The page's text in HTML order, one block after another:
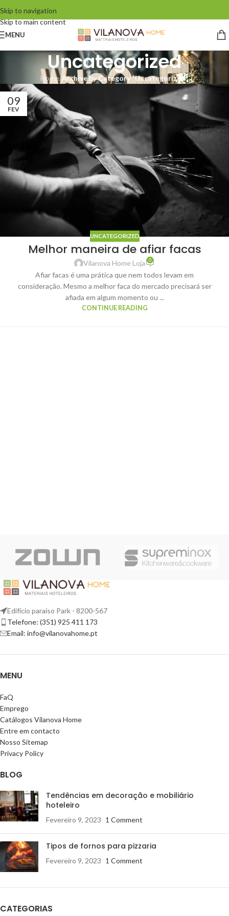
Skip to navigation
Skip to main content
MENU
Uncategorized
Home/Archive by Category "Uncategorized"
09
FEV
UNCATEGORIZED
Melhor maneira de afiar facas
Vilanova Home Loja 0
Afiar facas é uma prática que nem todos levam em
consideração. Mesmo a melhor faca do mercado precisará ser
afiada em algum momento ou ...
CONTINUE READING
Edifício paraíso Park - 8200-567
Telefone: (351) 925 411 173
Email: info@vilanovahome.pt
MENU
FaQ
Emprego
Catálogos Vilanova Home
Entre em contacto
Nosso Sitemap
Privacy Policy
BLOG
Tendências em decoração e mobiliário
hoteleiro
Fevereiro 9, 2023 1 Comment
Tipos de fornos para pizzaria
Fevereiro 9, 2023 1 Comment
CATEGORIAS